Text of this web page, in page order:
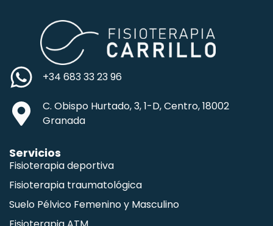
+34 683 33 23 96
C. Obispo Hurtado, 3, 1-D, Centro, 18002
Granada
Servicios
Fisioterapia deportiva
Fisioterapia traumatológica
Suelo Pélvico Femenino y Masculino